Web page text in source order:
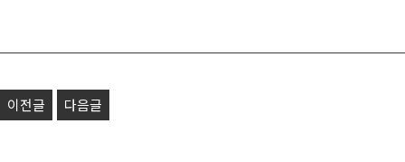
이전글 다음글